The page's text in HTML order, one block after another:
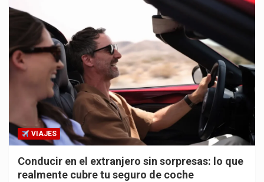
VIAJES
Conducir en el extranjero sin sorpresas: lo que
realmente cubre tu seguro de coche